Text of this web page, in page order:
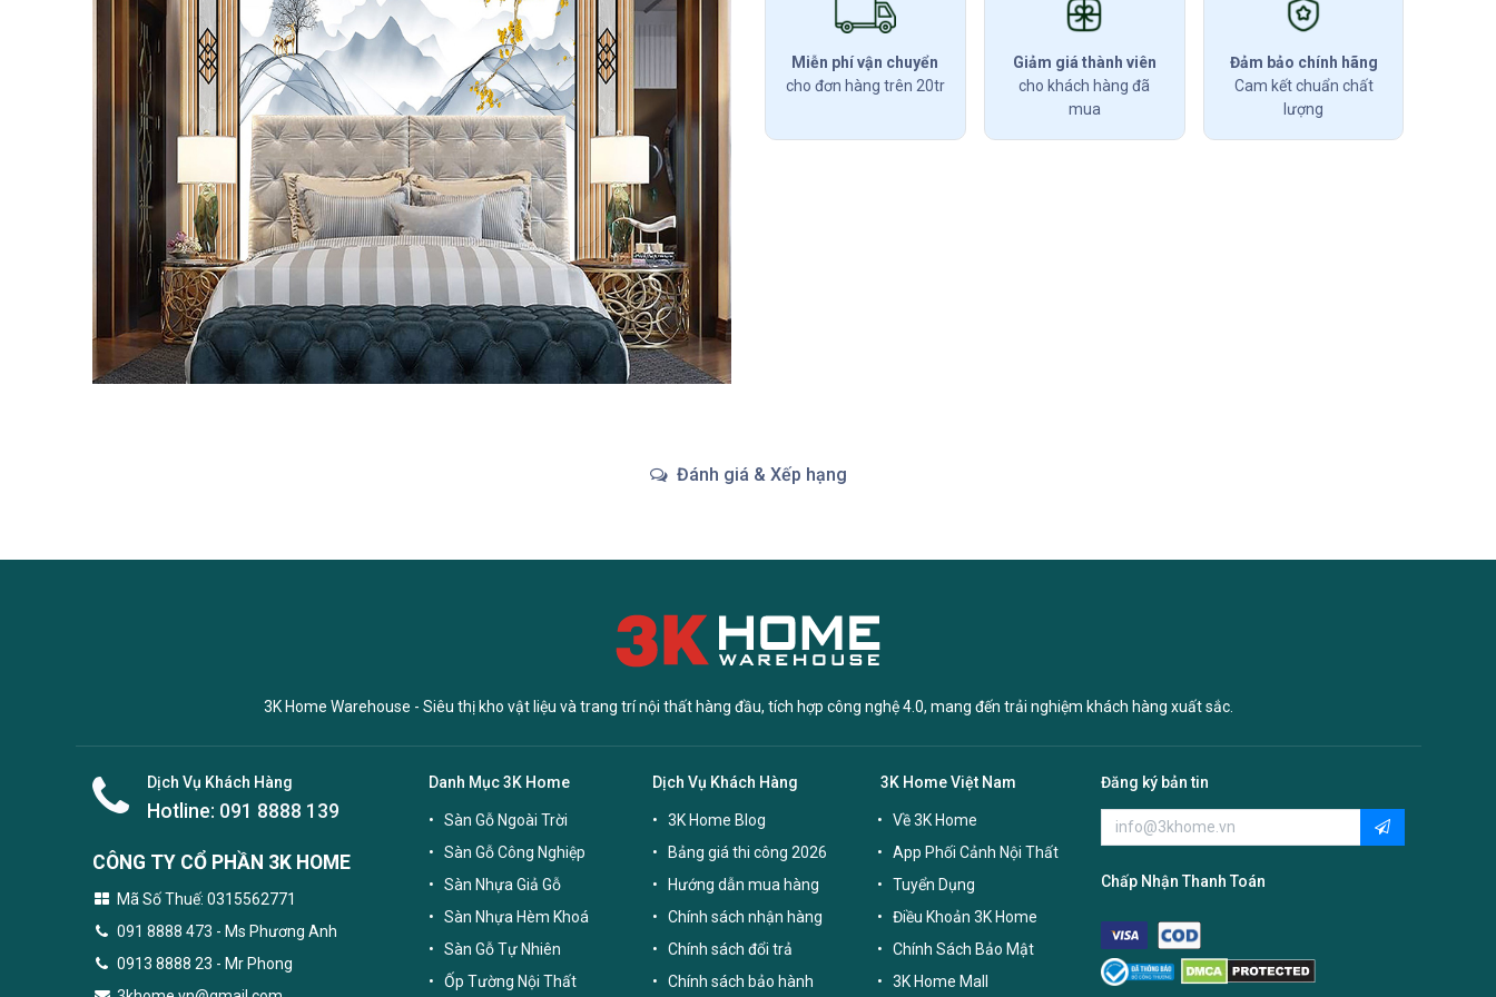
Miễn phí vận chuyển
cho đơn hàng trên 20tr
Giảm giá thành viên
cho khách hàng đã
mua
Đảm bảo chính hãng
Cam kết chuẩn chất
lượng
Đánh giá & Xếp hạng
3K Home Warehouse - Siêu thị kho vật liệu và trang trí nội thất hàng đầu, tích hợp công nghệ 4.0, mang đến trải nghiệm khách hàng xuất sắc.
Dịch Vụ Khách Hàng
Hotline: 091 8888 139
CÔNG TY CỔ PHẦN 3K HOME
Mã Số Thuế: 0315562771
091 8888 473 - Ms Phương Anh
0913 8888 23 - Mr Phong
Danh Mục 3K Home
Sàn Gỗ Ngoài Trời
Sàn Gỗ Công Nghiệp
Sàn Nhựa Giả Gỗ
Sàn Nhựa Hèm Khoá
Sàn Gỗ Tự Nhiên
Ốp Tường Nội Thất
Dịch Vụ Khách Hàng
3K Home Blog
Bảng giá thi công 2026
Hướng dẫn mua hàng
Chính sách nhận hàng
Chính sách đổi trả
Chính sách bảo hành
3K Home Việt Nam
Về 3K Home
App Phối Cảnh Nội Thất
Tuyển Dụng
Điều Khoản 3K Home
Chính Sách Bảo Mật
3K Home Mall
Đăng ký bản tin
Chấp Nhận Thanh Toán